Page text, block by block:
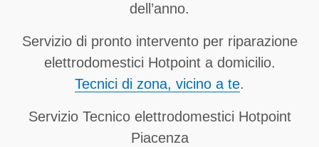
dell’anno.
Servizio di pronto intervento per riparazione
elettrodomestici Hotpoint a domicilio.
Tecnici di zona, vicino a te.
Servizio Tecnico elettrodomestici Hotpoint
Piacenza